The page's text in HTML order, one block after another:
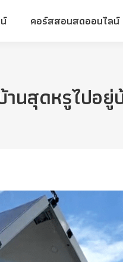
คอร์สสอนสดออนไลน์
นสุดหรูไปอ
คอร์สสอนสดออนไลน์